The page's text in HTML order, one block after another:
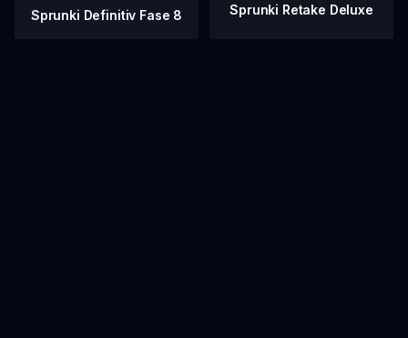
Sprunki Definitiv Fase 8 Sprunki Retake Deluxe